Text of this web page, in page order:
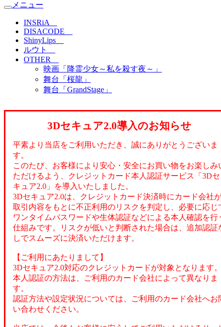
メニュー
INSRiA
DISACODE
ShinyLips
ルウト
OTHER
映画「降霊少女～私を殺す夜～」
舞台「桜龍」
舞台「GrandStage」
3Dセキュア2.0導入のお知らせ
平素より当店をご利用いただき、誠にありがとうございま
す。
このたび、お客様により安心・安全にお買い物をお楽しみ
ただけるよう、クレジットカード本人認証サービス「3Dセ
キュア2.0」を導入いたしました。
3Dセキュア2.0は、クレジットカード決済時にカード会社
取引内容をもとに不正利用のリスクを判定し、必要に応じ
ワンタイムパスワードや生体認証などによる本人確認を行
仕組みです。リスクが低いと判断された場合は、追加認証
しでスムーズに決済いただけます。
【ご利用にあたりまして】
3Dセキュア2.0対応のクレジットカードが対象となります
本人認証の方法は、ご利用のカード会社によって異なりま
す。
認証方法や設定状況については、ご利用のカード会社へお
い合わせください。